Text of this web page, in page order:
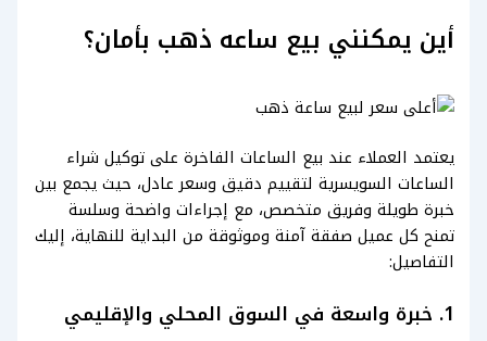
أين يمكنني بيع ساعه ذهب بأمان؟
يعتمد العملاء عند بيع الساعات الفاخرة على توكيل شراء
الساعات السويسرية لتقييم دقيق وسعر عادل، حيث يجمع بين
خبرة طويلة وفريق متخصص، مع إجراءات واضحة وسلسة
تمنح كل عميل صفقة آمنة وموثوقة من البداية للنهاية، إليك
التفاصيل:
1. خبرة واسعة في السوق المحلي والإقليمي